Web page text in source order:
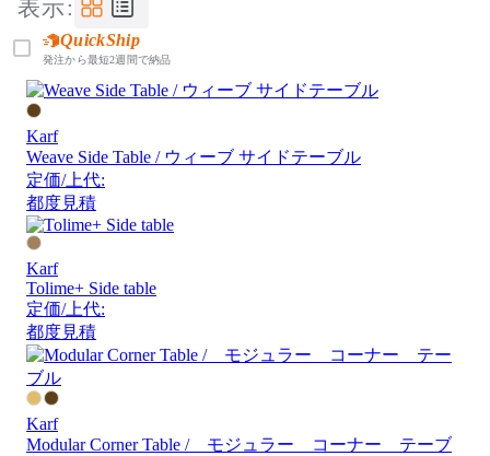
表示:
QuickShip
発注から最短2週間で納品
Karf
Weave Side Table / ウィーブ サイドテーブル
定価/上代:
都度見積
Karf
Tolime+ Side table
定価/上代:
都度見積
Karf
Modular Corner Table / モジュラー コーナー テーブ